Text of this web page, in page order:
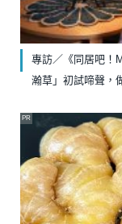
專訪／《同居吧！
瀚草」初試啼聲，
PR